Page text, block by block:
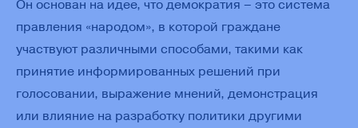
Он основан на идее, что демократия – это система
правления «народом», в которой граждане
участвуют различными способами, такими как
принятие информированных решений при
голосовании, выражение мнений, демонстрация
или влияние на разработку политики другими